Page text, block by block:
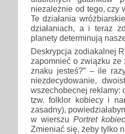
niezależnie od tego, czy
Te działania
działaniach, a i teraz
planety determinują
Deskrypcja zodiakalnej
zapomnieć o związku ze
znaku jesteś?” – ile
niezdecydowanie,
wszechobecnej reklamy:
tzw. folklor kobiecy i
zasadny),
w wierszu Portret
Zmieniać się, żeby tylko